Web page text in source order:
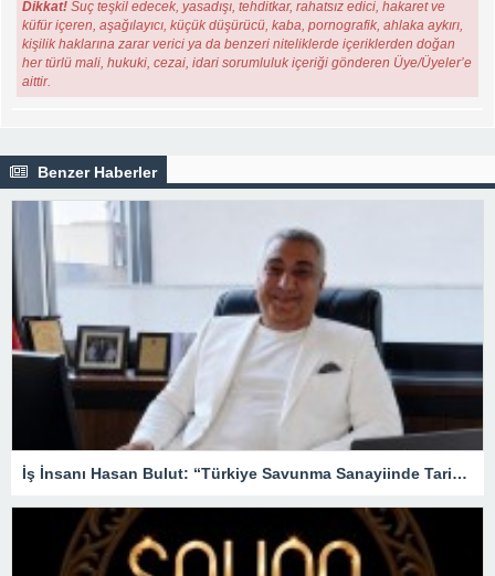
Dikkat! Suç teşkil edecek, yasadışı, tehditkar, rahatsız edici, hakaret ve
küfür içeren, aşağılayıcı, küçük düşürücü, kaba, pornografik, ahlaka aykırı,
kişilik haklarına zarar verici ya da benzeri niteliklerde içeriklerden doğan
her türlü mali, hukuki, cezai, idari sorumluluk içeriği gönderen Üye/Üyeler’e
aittir.
Benzer Haberler
İş İnsanı Hasan Bulut: “Türkiye Savunma Sanayiinde Tarihi Bir Atılım Gerçekleştirdi”